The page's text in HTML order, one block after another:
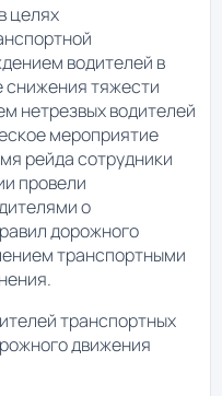
целях
водителей в
снижения тяжести
нетрезвых водителей
мероприятие
рейда сотрудники
провели
о
дорожного
транспортными
транспортных
движения